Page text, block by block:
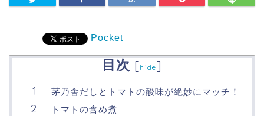
Pocket
目次 [hide]
茅乃舎だしとトマトの酸味が絶妙にマッチ！
トマトの含め煮